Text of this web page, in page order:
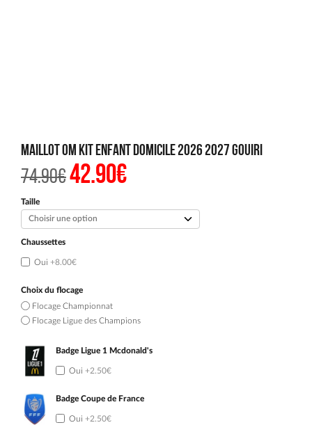
Maillot OM Kit Enfant Domicile 2026 2027 Gouiri
74.90€Le
prix
était :
74.90€.
42.90€Le
prix
est :
42.90€.
Taille
Chaussettes
Oui +8.00€
Choix du flocage
Flocage Championnat
Flocage Ligue des Champions
Badge Ligue 1 Mcdonald's
Oui +2.50€
Badge Coupe de France
Oui +2.50€